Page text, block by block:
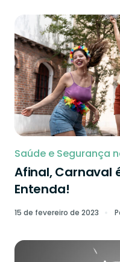
Saúde e Segurança
Afinal, Carnaval
Entenda!
15 de fevereiro de 2023